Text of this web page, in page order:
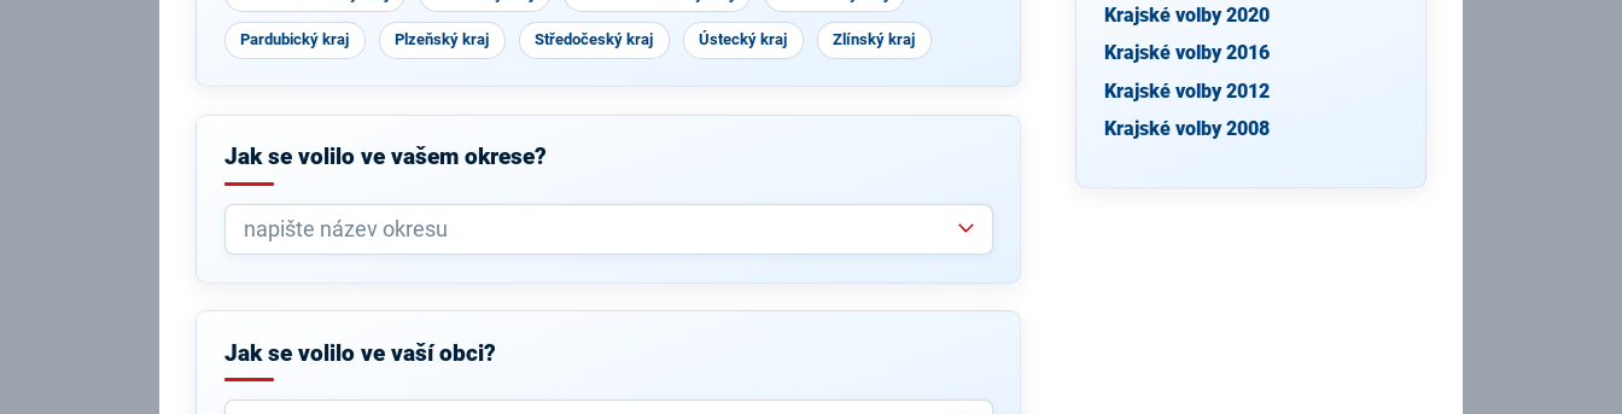
Pardubický kraj Plzeňský kraj Středočeský kraj Ústecký kraj Zlínský kraj
Jak se volilo ve vašem okrese?
Jak se volilo ve vaší obci?
Krajské volby 2020
Krajské volby 2016
Krajské volby 2012
Krajské volby 2008